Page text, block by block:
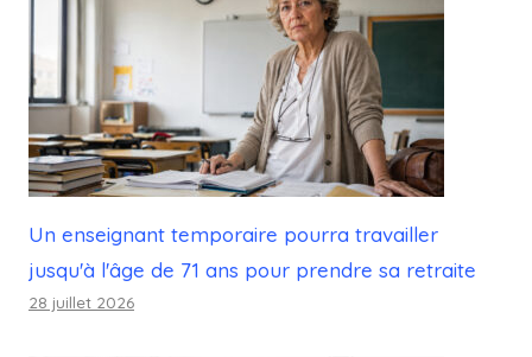
Un enseignant temporaire pourra travailler
jusqu'à l'âge de 71 ans pour prendre sa retraite
28 juillet 2026